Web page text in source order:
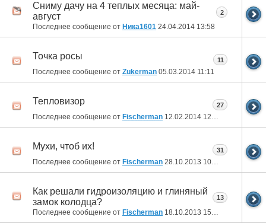
Сниму дачу на 4 теплых месяца: май-
август
Последнее сообщение от Ника1601 24.04.2014 13:58
2
Точка росы
Последнее сообщение от Zukerman 05.03.2014 11:11
11
Тепловизор
Последнее сообщение от Fischerman 12.02.2014 12:40
27
Мухи, чтоб их!
Последнее сообщение от Fischerman 28.10.2013 10:03
31
Как решали гидроизоляцию и глиняный
замок колодца?
Последнее сообщение от Fischerman 18.10.2013 15:04
13